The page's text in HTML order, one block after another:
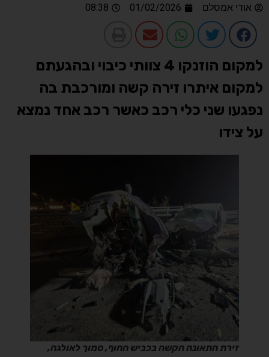
אודי אמסלם
01/02/2026
08:38
למקום הוזנקו 4 צוותי כיבוי ובהגעתם
למקום איתרו זירה קשה ומורכבת בה
נפגעו שני כלי רכב כאשר רכב אחד נמצא
על צידו
זירת התאונה הקשה בכביש החוף, סמוך לאולגה,